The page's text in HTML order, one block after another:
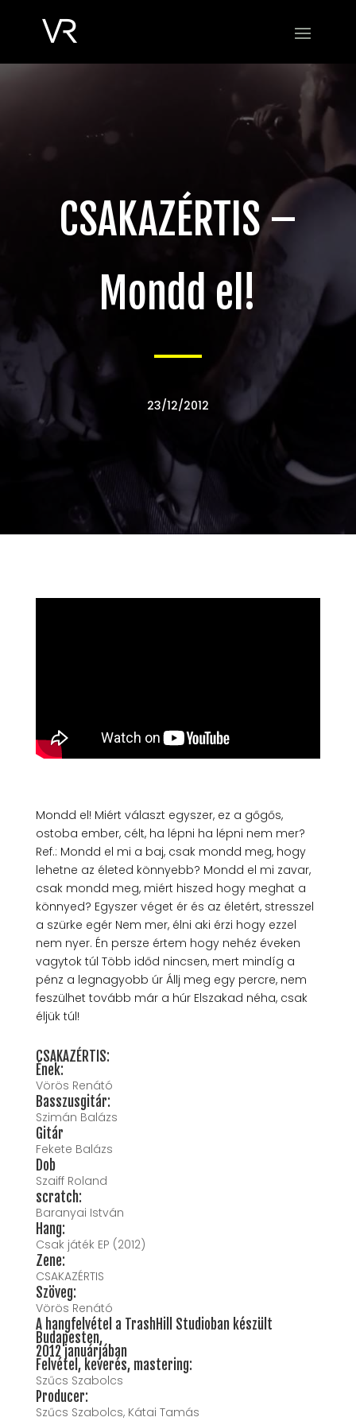
CSAKAZÉRTIS –
Mondd el!
23/12/2012
Mondd el! Miért választ egyszer, ez a gőgős,
ostoba ember, célt, ha lépni ha lépni nem mer?
Ref.: Mondd el mi a baj, csak mondd meg, hogy
lehetne az életed könnyebb? Mondd el mi zavar,
csak mondd meg, miért hiszed hogy meghat a
könnyed? Egyszer véget ér és az életért, stresszel
a szürke egér Nem mer, élni aki érzi hogy ezzel
nem nyer. Én persze értem hogy nehéz éveken
vagytok túl Több időd nincsen, mert mindíg a
pénz a legnagyobb úr Állj meg egy percre, nem
feszülhet tovább már a húr Elszakad néha, csak
éljük túl!
CSAKAZÉRTIS:
Ének:
Vörös Renátó
Basszusgitár:
Szimán Balázs
Gitár
Fekete Balázs
Dob
Szaiff Roland
scratch:
Baranyai István
Hang:
Csak játék EP (2012)
Zene:
CSAKAZÉRTIS
Szöveg:
Vörös Renátó
A hangfelvétel a TrashHill Studioban készült
Budapesten,
2012 januárjában
Felvétel, keverés, mastering:
Szűcs Szabolcs
Producer:
Szűcs Szabolcs, Kátai Tamás